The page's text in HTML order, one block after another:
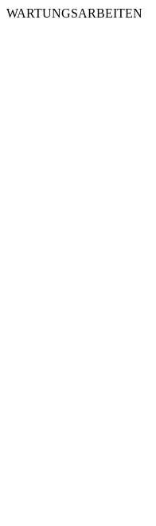
WARTUNGSARBEITEN